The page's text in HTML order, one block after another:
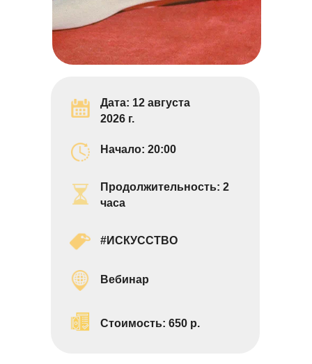
Дата: 12 августа
2026 г.
#ИСКУССТВО
Вебинар
Продолжительность: 2
часа
Стоимость: 650 р.
Начало: 20:00